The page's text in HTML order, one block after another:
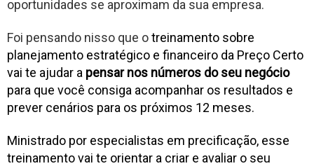
oportunidades se aproximam da sua empresa.
Foi pensando nisso que otreinamento sobre
planejamento estratégico e financeiro da Preço Certo
vai te ajudar a pensar nos números do seu negócio
para que você consiga acompanhar os resultados e
prever cenários para os próximos 12 meses.
Ministrado por especialistas em precificação, esse
treinamento vai te orientar a criar e avaliar o seu